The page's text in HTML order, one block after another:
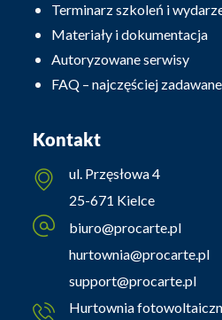
Terminarz szkoleń i
Materiały i dokumentacja
Autoryzowane serwisy
FAQ – najczęściej
Kontakt
ul. Przęsłowa 4
25-671 Kielce
biuro@procarte.pl
hurtownia@procarte.pl
support@procarte.pl
Hurtownia